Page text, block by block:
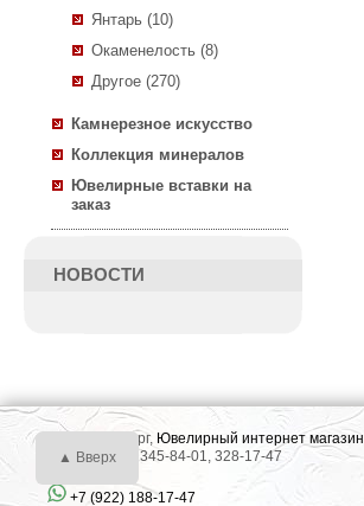
Янтарь (10)
Окаменелость (8)
Другое (270)
Камнерезное искусство
Коллекция минералов
Ювелирные вставки на
заказ
НОВОСТИ
г. Екатеринбург, Ювелирный интернет магазин
Тел.: +7 (343) 345-84-01, 328-17-47
+7 (922) 188-17-47
▲ Вверх